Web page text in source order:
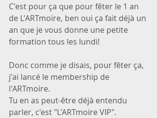
C'est pour ça que pour fêter le 1 an
de L'ARTmoire, ben oui ça fait déjà un
an que je vous donne une petite
formation tous les lundi!
Donc comme je disais, pour fêter ça,
j'ai lancé le membership de
l'ARTmoire.
Tu en as peut-être déjà entendu
parler, c'est "L'ARTmoire VIP".